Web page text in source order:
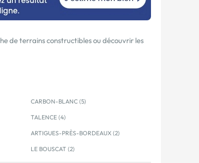
de terrains constructibles ou découvrir les
CARBON-BLANC (5)
TALENCE (4)
ARTIGUES-PRÈS-BORDEAUX (2)
LE BOUSCAT (2)